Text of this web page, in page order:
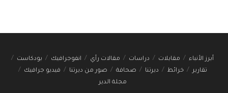
أبرز الأنباء مقابلات دراسات مقالات رأي انفوجرافيك
بودكاست
تقارير
خرائط ديرتنا صحافة صور من ديرتنا
فيديو جرافيك
مجلة الدير